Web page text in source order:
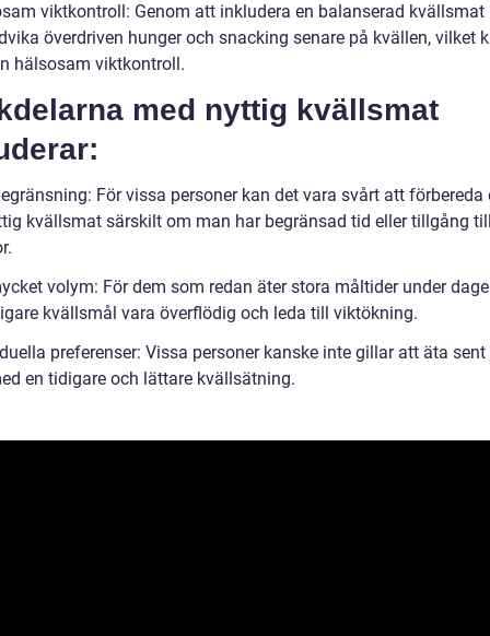
viktkontroll: Genom att inkludera en balanserad kvällsmat
överdriven hunger och snacking senare på kvällen, vilket
hälsosam viktkontroll.
med nyttig kvällsmat
För vissa personer kan det vara svårt att förbereda
kvällsmat särskilt om man har begränsad tid eller tillgång
volym: För dem som redan äter stora måltider under
kvällsmål vara överflödig och leda till viktökning.
preferenser: Vissa personer kanske inte gillar att äta sent
en tidigare och lättare kvällsätning.